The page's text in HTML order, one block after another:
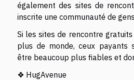
également des sites de
inscrite une communauté de
Si les sites de rencontre
plus de monde, ceux payants
être beaucoup plus fiables et
❖ HugAvenue